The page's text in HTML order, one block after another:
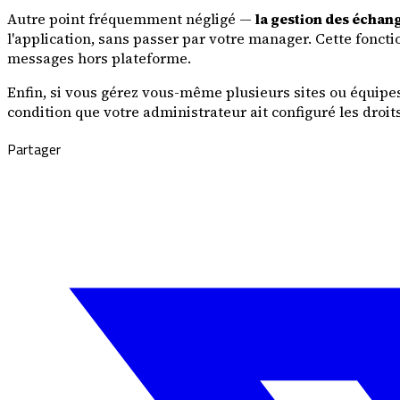
Autre point fréquemment négligé — la gestion des
l'application, sans passer par votre manager. Cette
messages hors plateforme.
Enfin, si vous gérez vous-même plusieurs sites ou
condition que votre administrateur ait configuré les
Partager